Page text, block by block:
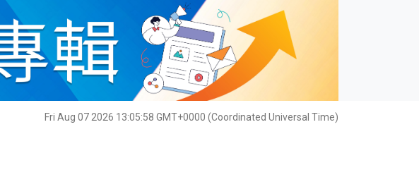
Fri Aug 07 2026 13:06:00 GMT+0000 (Coordinated Universal Time)
影片 名家榜 灼見活動 關於我們